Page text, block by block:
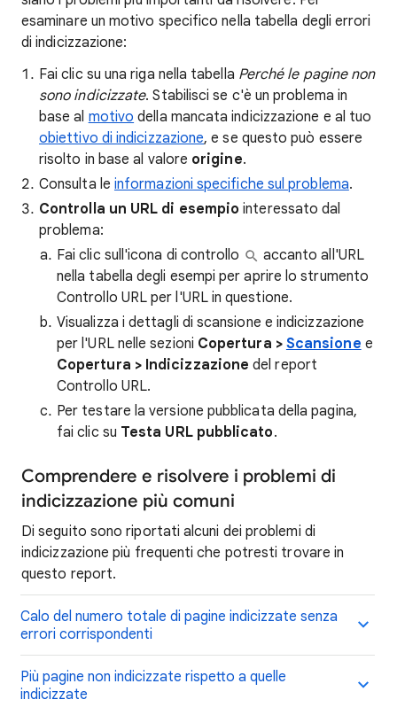
esaminare un motivo specifico nella tabella degli errori
di indicizzazione:
Fai clic su una riga nella tabella Perché le pagine non
sono indicizzate. Stabilisci se c'è un problema in
base al motivo della mancata indicizzazione e al tuo
obiettivo di indicizzazione, e se questo può essere
risolto in base al valore origine.
Consulta le informazioni specifiche sul problema.
Controlla un URL di esempio interessato dal
problema:
Fai clic sull'icona di controllo
accanto all'URL
nella tabella degli esempi per aprire lo strumento
Controllo URL per l'URL in questione.
Visualizza i dettagli di scansione e indicizzazione
per l'URL nelle sezioni Copertura > Scansione e
Copertura > Indicizzazione del report
Controllo URL.
Per testare la versione pubblicata della pagina,
fai clic su Testa URL pubblicato.
Comprendere e risolvere i problemi di
indicizzazione più comuni
Di seguito sono riportati alcuni dei problemi di
indicizzazione più frequenti che potresti trovare in
questo report.
Calo del numero totale di pagine indicizzate senza
errori corrispondenti
Più pagine non indicizzate rispetto a quelle
indicizzate